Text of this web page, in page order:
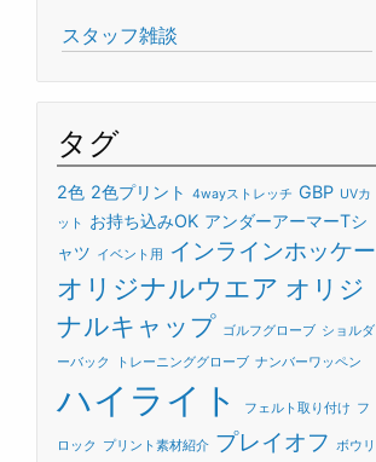
スタッフ雑談
タグ
2色 2色プリント 4wayストレッチ GBP UVカ
ット
お持ち込みOK アンダーアーマーTシ
ャツ イベント用 インラインホッケー
オリジナルウエア オリジ
ナルキャップ ゴルフグローブ ショルダ
ーバック
トレーニンググローブ ナンバーワッペン
ハイライト フェルト取り付け フ
ロック プリント素材紹介 プレイオフ ボウリ